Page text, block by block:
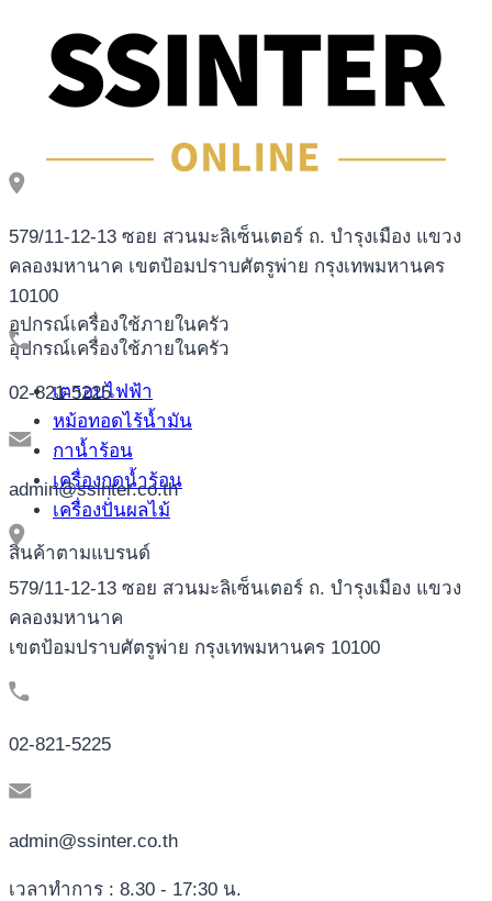
อุปกรณ์เครื่องใช้ภายในครัว
อุปกรณ์เครื่องใช้ภายในครัว
เตาอบไฟฟ้า
หม้อทอดไร้น้ำมัน
กาน้ำร้อน
เครื่องกดน้ำร้อน
เครื่องปั่นผลไม้
สินค้าตามแบรนด์
579/11-12-13 ซอย สวนมะลิเซ็นเตอร์ ถ. บำรุงเมือง แขวง
คลองมหานาค เขตป้อมปราบศัตรูพ่าย กรุงเทพมหานคร
10100
02-821-5225
admin@ssinter.co.th
579/11-12-13 ซอย สวนมะลิเซ็นเตอร์ ถ. บำรุงเมือง แขวง
คลองมหานาค
เขตป้อมปราบศัตรูพ่าย กรุงเทพมหานคร 10100
02-821-5225
admin@ssinter.co.th
เวลาทำการ : 8.30 - 17:30 น.